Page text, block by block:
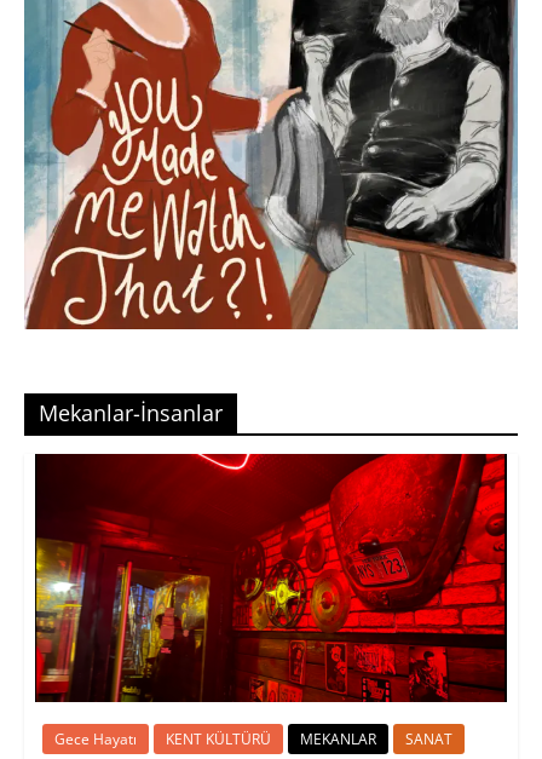
Mekanlar-İnsanlar
Gece Hayatı KENT KÜLTÜRÜ MEKANLAR SANAT